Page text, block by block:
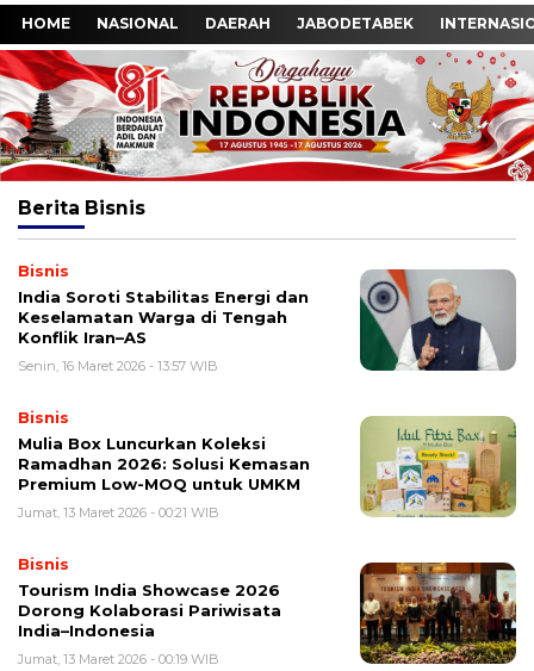
HOME NASIONAL DAERAH JABODETABEK
Berita Bisnis
Bisnis
India Soroti Stabilitas Energi dan
Keselamatan Warga di Tengah
Konflik Iran–AS
Senin, 16 Maret 2026 - 13:57 WIB
Bisnis
Mulia Box Luncurkan Koleksi
Ramadhan 2026: Solusi Kemasan
Premium Low-MOQ untuk UMKM
Jumat, 13 Maret 2026 - 00:21 WIB
Bisnis
Tourism India Showcase 2026
Dorong Kolaborasi Pariwisata
India–Indonesia
Jumat, 13 Maret 2026 - 00:19 WIB